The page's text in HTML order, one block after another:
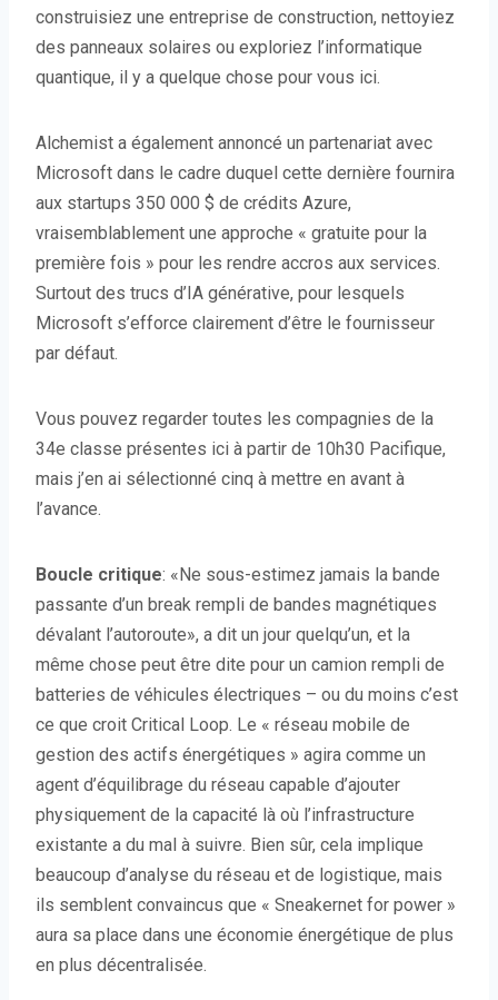
construisiez une entreprise de construction, nettoyiez
des panneaux solaires ou exploriez l’informatique
quantique, il y a quelque chose pour vous ici.
Alchemist a également annoncé un partenariat avec
Microsoft dans le cadre duquel cette dernière fournira
aux startups 350 000 $ de crédits Azure,
vraisemblablement une approche « gratuite pour la
première fois » pour les rendre accros aux services.
Surtout des trucs d’IA générative, pour lesquels
Microsoft s’efforce clairement d’être le fournisseur
par défaut.
Vous pouvez regarder toutes les compagnies de la
34e classe présentes ici à partir de 10h30 Pacifique,
mais j’en ai sélectionné cinq à mettre en avant à
l’avance.
Boucle critique: «Ne sous-estimez jamais la bande
passante d’un break rempli de bandes magnétiques
dévalant l’autoroute», a dit un jour quelqu’un, et la
même chose peut être dite pour un camion rempli de
batteries de véhicules électriques – ou du moins c’est
ce que croit Critical Loop. Le « réseau mobile de
gestion des actifs énergétiques » agira comme un
agent d’équilibrage du réseau capable d’ajouter
physiquement de la capacité là où l’infrastructure
existante a du mal à suivre. Bien sûr, cela implique
beaucoup d’analyse du réseau et de logistique, mais
ils semblent convaincus que « Sneakernet for power »
aura sa place dans une économie énergétique de plus
en plus décentralisée.